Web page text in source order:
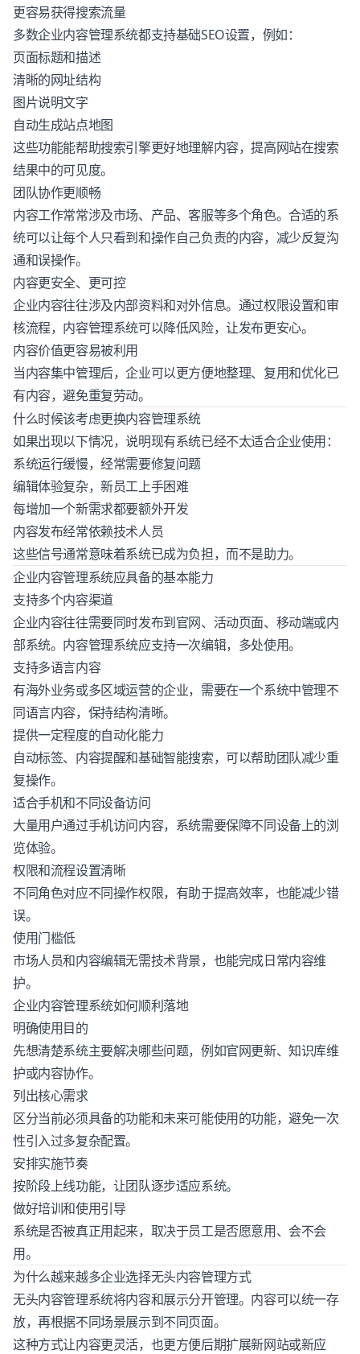
更容易获得搜索流量
多数企业内容管理系统都支持基础SEO设置，例如：
页面标题和描述
清晰的网址结构
图片说明文字
自动生成站点地图
这些功能能帮助搜索引擎更好地理解内容，提高网站在搜索
结果中的可见度。
团队协作更顺畅
内容工作常常涉及市场、产品、客服等多个角色。合适的系
统可以让每个人只看到和操作自己负责的内容，减少反复沟
通和误操作。
内容更安全、更可控
企业内容往往涉及内部资料和对外信息。通过权限设置和审
核流程，内容管理系统可以降低风险，让发布更安心。
内容价值更容易被利用
当内容集中管理后，企业可以更方便地整理、复用和优化已
有内容，避免重复劳动。
什么时候该考虑更换内容管理系统
如果出现以下情况，说明现有系统已经不太适合企业使用：
系统运行缓慢，经常需要修复问题
编辑体验复杂，新员工上手困难
每增加一个新需求都要额外开发
内容发布经常依赖技术人员
这些信号通常意味着系统已成为负担，而不是助力。
企业内容管理系统应具备的基本能力
支持多个内容渠道
企业内容往往需要同时发布到官网、活动页面、移动端或内
部系统。内容管理系统应支持一次编辑，多处使用。
支持多语言内容
有海外业务或多区域运营的企业，需要在一个系统中管理不
同语言内容，保持结构清晰。
提供一定程度的自动化能力
自动标签、内容提醒和基础智能搜索，可以帮助团队减少重
复操作。
适合手机和不同设备访问
大量用户通过手机访问内容，系统需要保障不同设备上的浏
览体验。
权限和流程设置清晰
不同角色对应不同操作权限，有助于提高效率，也能减少错
误。
使用门槛低
市场人员和内容编辑无需技术背景，也能完成日常内容维
护。
企业内容管理系统如何顺利落地
明确使用目的
先想清楚系统主要解决哪些问题，例如官网更新、知识库维
护或内容协作。
列出核心需求
区分当前必须具备的功能和未来可能使用的功能，避免一次
性引入过多复杂配置。
安排实施节奏
按阶段上线功能，让团队逐步适应系统。
做好培训和使用引导
系统是否被真正用起来，取决于员工是否愿意用、会不会
用。
为什么越来越多企业选择无头内容管理方式
无头内容管理系统将内容和展示分开管理。内容可以统一存
放，再根据不同场景展示到不同页面。
这种方式让内容更灵活，也更方便后期扩展新网站或新应